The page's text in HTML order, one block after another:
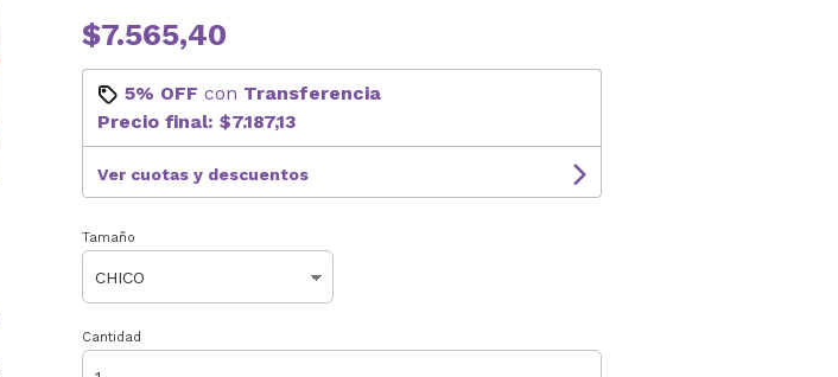
$7.565,40
5% OFF con Transferencia
Precio final: $7.187,13
Ver cuotas y descuentos
Tamaño
Cantidad